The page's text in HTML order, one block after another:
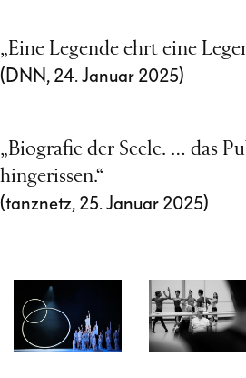
„Eine Legende ehrt eine
(DNN, 24. Januar 2025)
„Biografie der Seele. … das
hingerissen.“
(tanznetz, 25. Januar 2025)